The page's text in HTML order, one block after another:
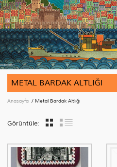
METAL BARDAK ALTLIĞI
Anasayfa / Metal Bardak Altlığı
Görüntüle: